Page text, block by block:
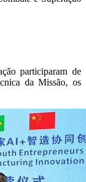
participaram de
da Missão, os